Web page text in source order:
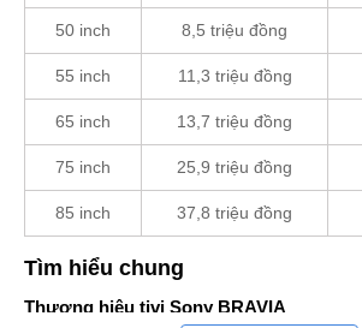
50 inch 8,5 triệu đồng
55 inch 11,3 triệu đồng
65 inch 13,7 triệu đồng
75 inch 25,9 triệu đồng
85 inch 37,8 triệu đồng
Tìm hiểu chung
Thương hiệu tivi Sony BRAVIA